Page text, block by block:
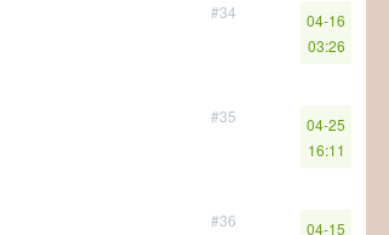
#34
04-16
03:26
#35
04-25
16:11
#36 04-15